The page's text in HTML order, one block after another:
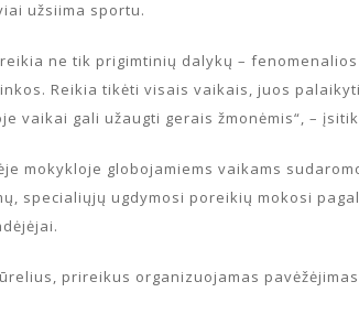
užsiima sportu.
ne tik prigimtinių dalykų –
Reikia tikėti visais vaikais, juos
vaikai gali užaugti gerais žmonėmis“, –
mokykloje globojamiems vaikams
specialiųjų ugdymosi poreikių mokosi
prireikus organizuojamas